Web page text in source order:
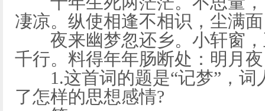
凄凉。纵使相逢不相识，尘满
夜来幽梦忽还乡。小轩窗，
千行。料得年年肠断处：明月
1.这首词的题是“记梦”，词
了怎样的思想感情?